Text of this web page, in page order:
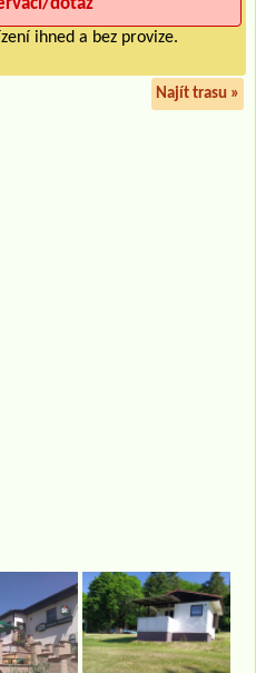
ihned a bez provize.
Najít trasu »